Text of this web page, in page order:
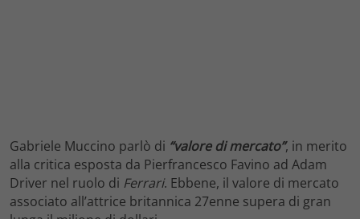
Gabriele Muccino parlò di “valore di mercato”, in merito
alla critica esposta da Pierfrancesco Favino ad Adam
Driver nel ruolo di Ferrari. Ebbene, il valore di mercato
associato all’attrice britannica 27enne supera di gran